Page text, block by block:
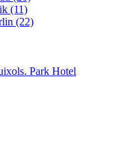
(11)
(22)
Park Hotel